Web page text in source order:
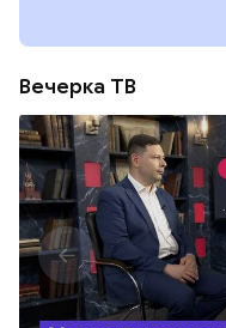
Вечерка ТВ